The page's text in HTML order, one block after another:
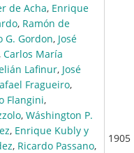
de Acha, Enrique
, Ramón de
G. Gordon, José
, Carlos María
Lafinur, José
Fragueiro,
Flangini,
, Wáshington P.
, Enrique Kubly y
, Ricardo Passano,
1905